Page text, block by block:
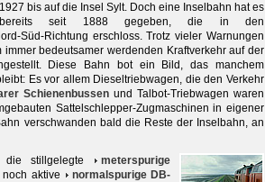
1927 bis auf die Insel Sylt. Doch eine Inselbahn hat es
bereits seit 1888 gegeben, die in den
Süd-Richtung erschloss. Trotz vieler Warnungen
bedeutsamer werdenden Kraftverkehr auf der
Diese Bahn bot ein Bild, das manchem
Es vor allem Dieseltriebwagen, die den Verkehr
Schienenbussen und Talbot-Triebwagen waren
Sattelschlepper-Zugmaschinen in eigener
verschwanden bald die Reste der Inselbahn, an
die stillgelegte
meterspurige
aktive
normalspurige DB-